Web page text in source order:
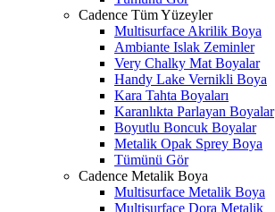
Cadence Tüm Yüzeyler
Multisurface Akrilik Boya
Ambiante Islak Zeminler
Very Chalky Mat Boyalar
Handy Lake Vernikli Boya
Kara Tahta Boyaları
Karanlıkta Parlayan Boyalar
Boyutlu Boncuk Boyalar
Metalik Opak Sprey Boya
Tümünü Gör
Cadence Metalik Boya
Multisurface Metalik Boya
Multisurface Dora Metalik